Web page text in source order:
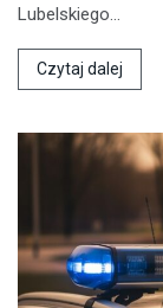
Lubelskiego…
Czytaj dalej